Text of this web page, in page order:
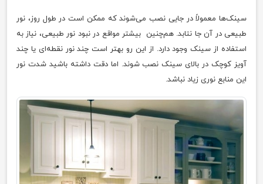
سینک‎‌ها معمولاً در جایی نصب می‌شوند که ممکن است در طول روز، نور
طبیعی در آن جا نتابد. هم‌چنین بیشتر مواقع در نبود نور طبیعی، نیاز به
استفاده از سینک وجود دارد. از این رو بهتر است چند نور نقطه‌ای یا چند
آویز کوچک در بالای سینک نصب شوند. اما دقت داشته باشید شدت نور
این منابع نوری زیاد نباشد.